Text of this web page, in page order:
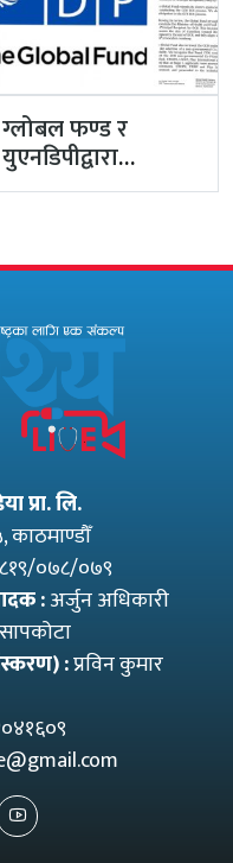
ग्लोबल फण्ड र
युएनडिपीद्वारा
सरकारको
विवादास्पद…
प्रा. लि.
काठमाण्डौँ
०७८/०७९
:अर्जुन अधिकारी
:प्रविन कुमार